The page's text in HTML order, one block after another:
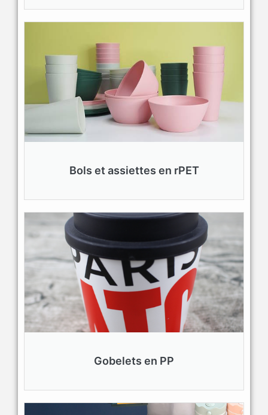
Bols et assiettes en rPET
Gobelets en PP